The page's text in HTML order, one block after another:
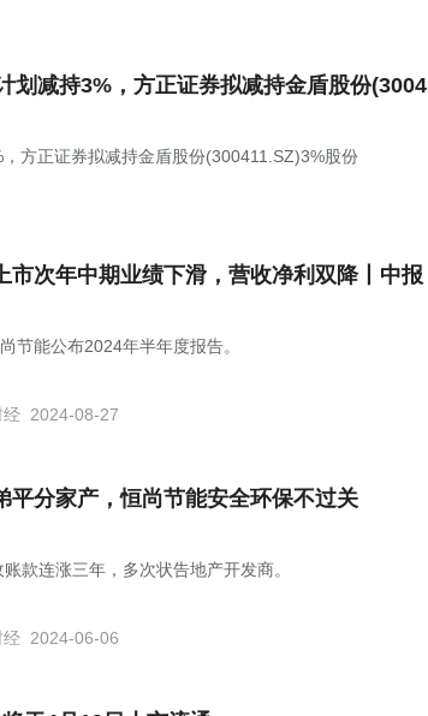
划减持3%，方正证券拟减持金盾股份(3004
方正证券拟减持金盾股份(300411.SZ)3%股份
市次年中期业绩下滑，营收净利双降丨中报
节能公布2024年半年度报告。
经 2024-08-27
平分家产，恒尚节能安全环保不过关
款连涨三年，多次状告地产开发商。
经 2024-06-06